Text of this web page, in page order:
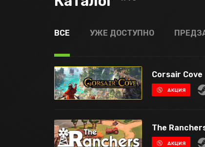
ВСЕ УЖЕ ДОСТУПНО
Corsair Cove
АКЦИЯ
The
АКЦИЯ